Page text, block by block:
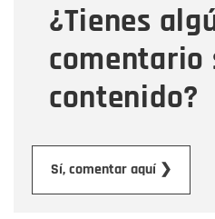
¿Tienes
comentario
contenido?
Sí, comentar aquí ❯
Mensaje